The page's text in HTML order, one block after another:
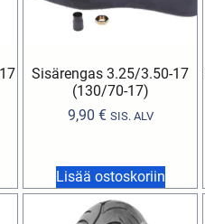
Sisärengas 3.25/3.50-17
(130/70-17)
9,90 € SIS. ALV
Lisää ostoskoriin